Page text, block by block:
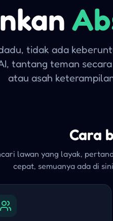
tidak ada
tantang teman
atau asah
Cara
lawan yang layak,
cepat, semuanya ada di